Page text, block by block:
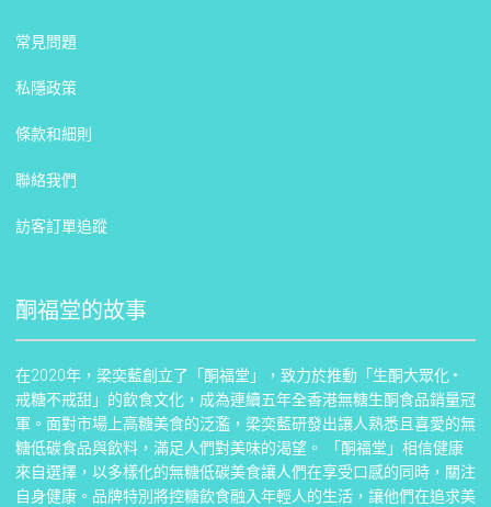
常見問題
私隱政策
條款和細則
聯絡我們
訪客訂單追蹤
酮福堂的故事
在2020年，梁奕藍創立了「酮福堂」，致力於推動「生酮大眾化 •
戒糖不戒甜」的飲食文化，成為連續五年全香港無糖生酮食品銷量冠
軍。面對市場上高糖美食的泛濫，梁奕藍研發出讓人熟悉且喜愛的無
糖低碳食品與飲料，滿足人們對美味的渴望。 「酮福堂」相信健康
來自選擇，以多樣化的無糖低碳美食讓人們在享受口感的同時，關注
自身健康。品牌特別將控糖飲食融入年輕人的生活，讓他們在追求美